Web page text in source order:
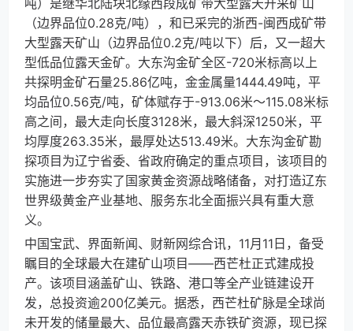
吨）是继华北陆块北缘西段成矿带大型露天开采矿山
（边界品位0.28克/吨），和已采完的浙西-闽西成矿带
大型露天矿山（边界品位0.2克/吨以下）后，又一超大
型低品位露天金矿。大东沟金矿全区-720米标高以上
共探明金矿石量25.86亿吨，金金属量1444.49吨，平
均品位0.56克/吨，矿体赋存于-913.06米～115.08米标
高之间，最大走向长度3128米，最大斜深1250米，平
均厚度263.35米，最厚处达513.49米。大东沟金矿勘
探项目为辽宁省委、省政府确定的重点项目，该项目的
实施进一步夯实了国家黄金资源战略储备，对打造辽东
世界级黄金产业基地、服务东北全面振兴具有重大意
义。
中国宝武、界面新闻、财新网综合讯，11月11日，备受
瞩目的全球最大在建矿山项目——西芒杜正式建成投
产。该项目涵盖矿山、铁路、港口等全产业链建设开
发，总投资逾200亿美元。据悉，西芒杜矿脉是全球尚
未开发的储量最大、品位最高露天赤铁矿资源，现已探